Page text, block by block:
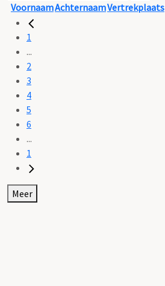
VoornaamAchternaamVertrekplaats
1
...
2
3
4
5
6
...
1
Meer